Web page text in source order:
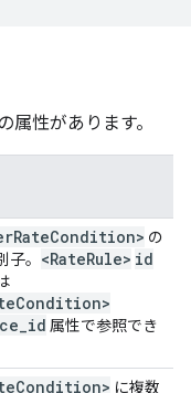
属性があります。
の
子。 <RateRule> id
属性で参照でき
に複数